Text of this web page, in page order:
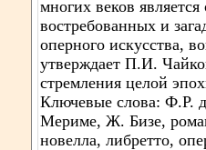
многих веков
востребованных и
оперного искусства,
утверждает П.И.
стремления целой
Ключевые слова:
Мериме, Ж. Бизе,
новелла, либретто,